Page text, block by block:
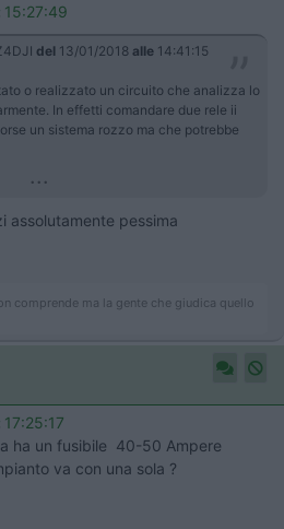
15:27:49
del 13/01/2018 alle 14:41:15
o realizzato un circuito che analizza lo
In effetti comandare due rele ii
un sistema rozzo ma che potrebbe
...
assolutamente pessima
comprende ma la gente che giudica quello
17:25:17
ha un fusibile 40-50 Ampere
va con una sola ?